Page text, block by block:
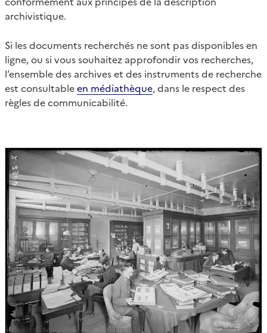
archivistique.
Si les documents recherchés ne sont pas disponibles en
ligne, ou si vous souhaitez approfondir vos recherches,
l’ensemble des archives et des instruments de recherche
est consultableen médiathèque, dans le respect des
règles de communicabilité.